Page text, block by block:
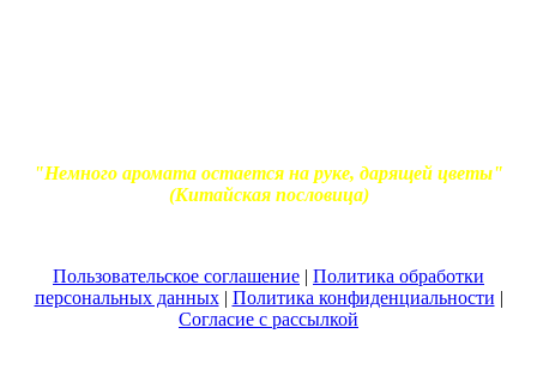
"Немного аромата остается на руке, дарящей цветы"
(Китайская пословица)
Пользовательское соглашение | Политика обработки
персональных данных| Политика конфиденциальности |
Согласие с рассылкой